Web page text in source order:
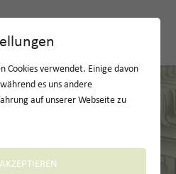
Cookies verwendet. Einige davon
es uns andere
auf unserer Webseite zu